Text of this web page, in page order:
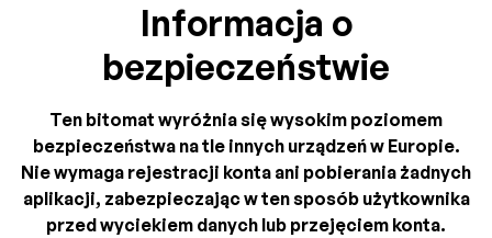
Informacja o
bezpieczeństwie
Ten bitomat wyróżnia się wysokim poziomem
bezpieczeństwa na tle innych urządzeń w Europie.
Nie wymaga rejestracji konta ani pobierania żadnych
aplikacji, zabezpieczając w ten sposób użytkownika
przed wyciekiem danych lub przejęciem konta.